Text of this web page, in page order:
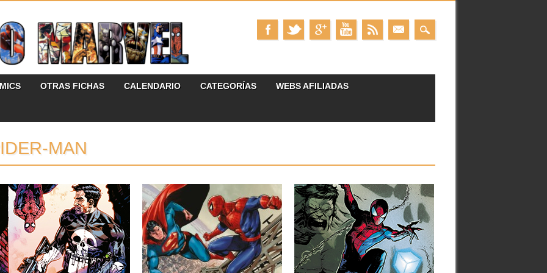
OTRAS FICHAS CALENDARIO CATEGORÍAS WEBS AFILIADAS
MAN
14.07.26
MARVEL PREVIEW
PUNISHER VS. SPIDER-
MAN #1
continuación puedes ver la portada y
primeras páginas del...
17.06.26
RESEÑA: SUPERMAN /
SPIDER-MAN (2026)
Hace poco, os traje la reseña del
crossover clásico de 1976...
14.06.26
MARVEL PREVIEW
SPIDER-MAN: LONG WAY
HOME #1
A continuación puedes ver la portada y
las primeras páginas del...